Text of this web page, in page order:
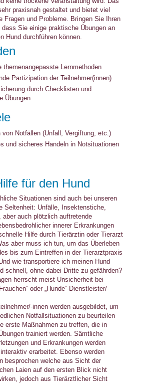
praxisnah gestaltet und bietet viel
Fragen und Probleme. Bringen Sie Ihren
dass Sie einige praktische Übungen an
Hund durchführen können.
themenangepasste Lernmethoden
Partizipation der Teilnehmer(innen)
durch Checklisten und
Übungen
von Notfällen (Unfall, Vergiftung, etc.)
und sicheres Handeln in Notsituationen
für den Hund
Situationen sind auch bei unseren
Seltenheit: Unfälle, Insektenstiche,
aber auch plötzlich auftretende
innerer Erkrankungen
Hilfe durch Tierärztin oder Tierarzt
aber muss ich tun, um das Überleben
bis zum Eintreffen in der Tierarztpraxis
wie transportiere ich meinen Hund
schnell, ohne dabei Dritte zu gefährden?
herrscht meist Unsicherheit bei
oder „Hunde“-Dienstleister/-
innen werden ausgebildet, um
Notfallsituationen zu beurteilen
erste Maßnahmen zu treffen, die in
trainiert werden. Sämtliche
und Erkrankungen werden
erarbeitet. Ebenso werden
besprochen welche aus Sicht der
Laien auf den ersten Blick nicht
jedoch aus Tierärztlicher Sicht